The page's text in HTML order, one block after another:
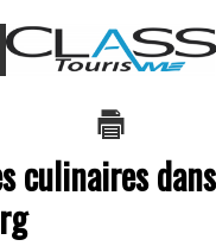
culinaires